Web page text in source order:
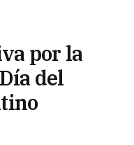
por la
del